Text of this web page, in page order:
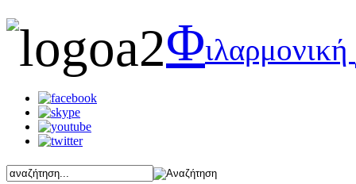
Φιλαρμονική